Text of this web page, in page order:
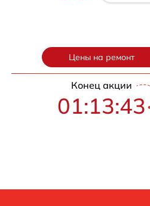
Цены на ремонт
Конец акции
01:13:43